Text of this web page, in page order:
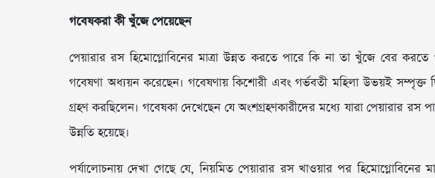
গবেষকরা কী খুঁজে পেয়েছেন
পেয়ারার রস হিমোগ্লোবিনের মাত্রা উন্নত করতে পারে কি না তা খুঁজে বের করতে
গবেষণা অধ্যয়ন করেছেন। গবেষণায় কিশোরী এবং গর্ভবতী মহিলা উভয়ই সম্পৃক্ত
গ্রহণ করছিলেন। গবেষকা দেখেছেন যে অংশগ্রহণকারীদের মধ্যে যারা পেয়ারার রস
উন্নতি হয়েছে।
পর্যালোচনায় দেখা গেছে যে, নিয়মিত পেয়ারার রস খাওয়ার পর হিমোগ্লোবিনের